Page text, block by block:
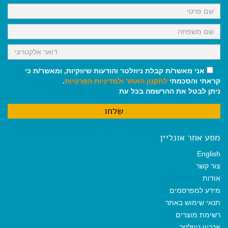
k
p
m
אני מאשר/ת קבלת ניוזלטר והודעות שיווקיות, ומאשר/ת כי
קראתי והסכמתי לתקנון האתר ולמדיניות הפרטיות.
ניתן לבטל את ההרשמה בכל עת
מסע אחר אונליין
English
צור קשר
אודות
מידע למפרסמים
תנאי שימוש באתר
רשימת מוצרים